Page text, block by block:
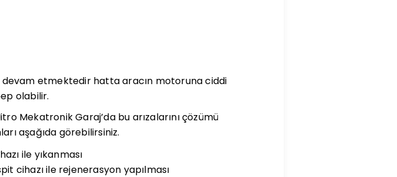
devam etmektedir hatta aracın motoruna ciddi
olabilir.
Mekatronik Garaj’da bu arızalarını çözümü
aşağıda görebilirsiniz.
ile yıkanması
cihazı ile rejenerasyon yapılması